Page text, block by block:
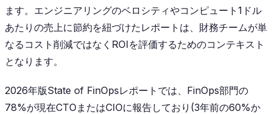
ます。エンジニアリングのベロシティやコンピュート1ドル
あたりの売上に節約を紐づけたレポートは、財務チームが単
なるコスト削減ではなくROIを評価するためのコンテキスト
となります。
2026年版State of FinOpsレポートでは、FinOps部門の
78%が現在CTOまたはCIOに報告しており(3年前の60%か